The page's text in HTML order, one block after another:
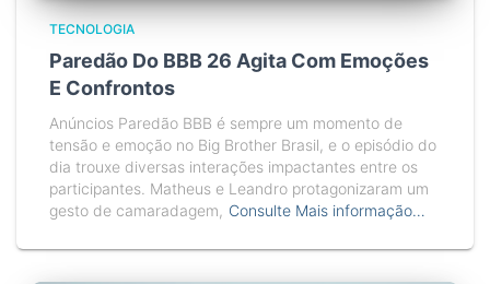
TECNOLOGIA
Paredão Do BBB 26 Agita Com Emoções
E Confrontos
Anúncios Paredão BBB é sempre um momento de
tensão e emoção no Big Brother Brasil, e o episódio do
dia trouxe diversas interações impactantes entre os
participantes. Matheus e Leandro protagonizaram um
gesto de camaradagem, Consulte Mais informação…